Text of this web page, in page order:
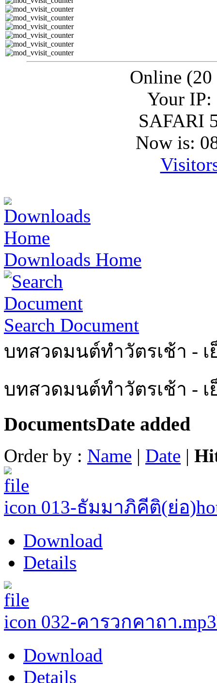
Online (20
Your IP:
SAFARI
Now is:
Downloads Home
Search Document
บทสวดมนต์ทำวัตรเช้า - เ
บทสวดมนต์ทำวัตรเช้า -
DocumentsDate added
Order by : Name | Date |
013-ธัมมาภิคีติ(ย่อ)
Download
Details
032-คารวกคาถา.mp3
Download
Details